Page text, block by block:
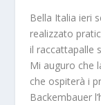
Bella Italia ieri
realizzato
il raccattapalle
Mi auguro che
che ospiterà i
Backembauer